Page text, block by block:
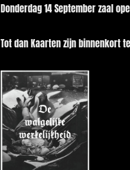
Donderdag 14 September zaal
Tot dan Kaarten zijn binnenkort